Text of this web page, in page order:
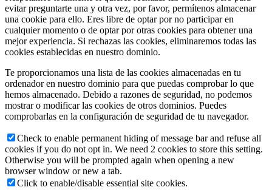
evitar preguntarte una y otra vez, por favor, permítenos almacenar
una cookie para ello. Eres libre de optar por no participar en
cualquier momento o de optar por otras cookies para obtener una
mejor experiencia. Si rechazas las cookies, eliminaremos todas las
cookies establecidas en nuestro dominio.
Te proporcionamos una lista de las cookies almacenadas en tu
ordenador en nuestro dominio para que puedas comprobar lo que
hemos almacenado. Debido a razones de seguridad, no podemos
mostrar o modificar las cookies de otros dominios. Puedes
comprobarlas en la configuración de seguridad de tu navegador.
Check to enable permanent hiding of message bar and refuse all
cookies if you do not opt in. We need 2 cookies to store this setting.
Otherwise you will be prompted again when opening a new
browser window or new a tab.
Click to enable/disable essential site cookies.